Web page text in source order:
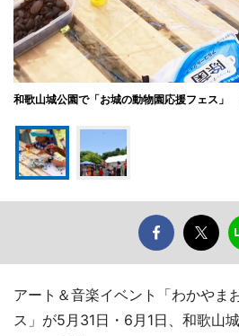
和歌山城公園で「お城の動物園応援フェス」
アート＆音楽イベント「わかやま
ス」が5月31日・6月1日、和歌山